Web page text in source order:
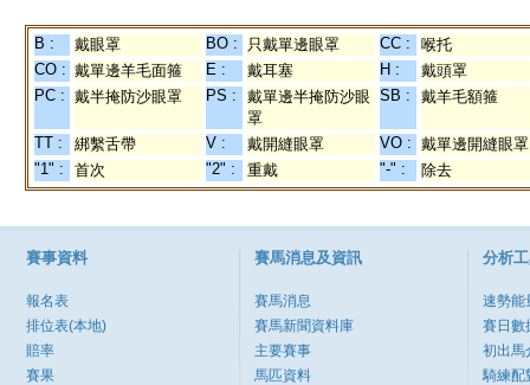
B : 戴眼罩 BO : 只戴單邊眼罩 CC :
喉托
CO : 戴單邊羊毛面箍 E : 戴耳塞 H :
戴頭罩
PC : 戴半掩防沙眼罩 PS :
戴單邊半掩防沙眼
罩
SB : 戴羊毛額箍
TT : 綁繫舌帶 V : 戴開縫眼罩 VO : 戴單邊開縫眼罩
"1" :
首次 "2" : 重戴 "-" : 除去
賽事資料
報名表
排位表(本地)
賠率
賽果
賽馬消息及資訊
賽馬消息
賽馬新聞資料庫
主要賽事
馬匹資料
分析
速勢能
賽日數
初出馬
騎練配